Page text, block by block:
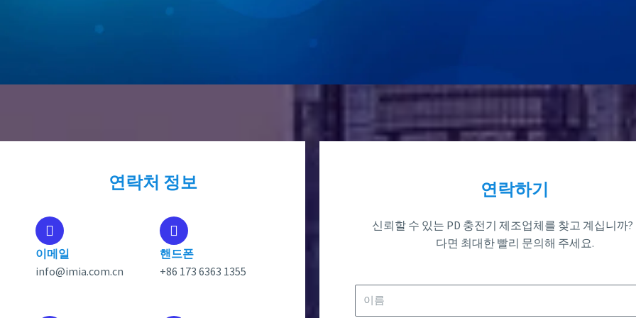
연락처 정보
이메일
info@imia.com.cn
핸드폰
+86 173 6363 1355
연락하기
신뢰할 수 있는 PD 충전기 제조업체를 찾고 계십니까?
다면 최대한 빨리 문의해 주세요.